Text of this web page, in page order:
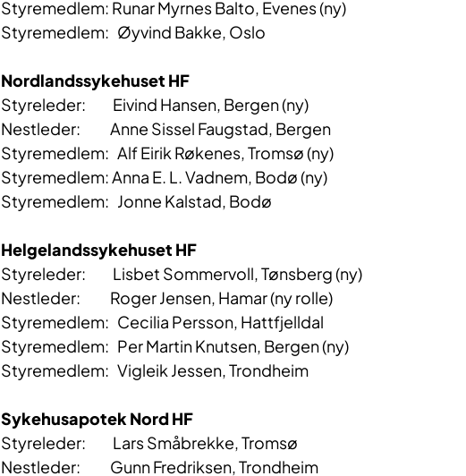
Styremedlem: Runar Myrnes Balto, Evenes (ny)
Styremedlem: Øyvind Bakke, Oslo
Nordlandssykehuset HF
Styreleder: Eivind Hansen, Bergen (ny)
Nestleder: Anne Sissel Faugstad, Bergen
Styremedlem: Alf Eirik Røkenes, Tromsø (ny)
Styremedlem: Anna E. L. Vadnem, Bodø (ny)
Styremedlem: Jonne Kalstad, Bodø
Helgelandssykehuset HF
Styreleder: Lisbet Sommervoll, Tønsberg (ny)
Nestleder: Roger Jensen, Hamar (ny rolle)
Styremedlem: Cecilia Persson, Hattfjelldal
Styremedlem: Per Martin Knutsen, Bergen (ny)
Styremedlem: Vigleik Jessen, Trondheim
Sykehusapotek Nord HF
Styreleder: Lars Småbrekke, Tromsø
Nestleder: Gunn Fredriksen, Trondheim